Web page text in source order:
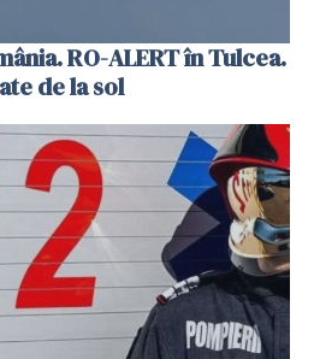
RO-ALERT în Tulcea.
de la sol